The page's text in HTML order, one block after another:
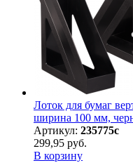
Лоток для бумаг
ширина 100 мм,
Артикул: 235775с
299,95 руб.
В корзину